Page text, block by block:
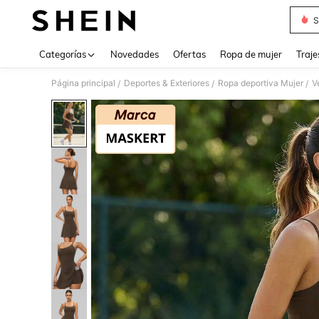
Categorías Novedades Ofertas Ropa de mujer
Página principal / Deportes & Exteriores / Ropa deportiva Mujer /